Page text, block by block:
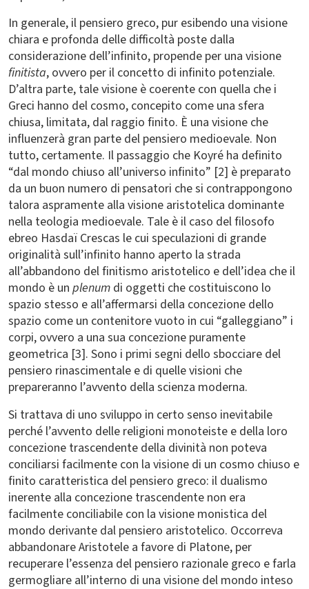
In generale, il pensiero greco, pur esibendo una visione
chiara e profonda delle difficoltà poste dalla
considerazione dell’infinito, propende per una visione
finitista, ovvero per il concetto di infinito potenziale.
D’altra parte, tale visione è coerente con quella che i
Greci hanno del cosmo, concepito come una sfera
chiusa, limitata, dal raggio finito. È una visione che
influenzerà gran parte del pensiero medioevale. Non
tutto, certamente. Il passaggio che Koyré ha definito
“dal mondo chiuso all’universo infinito” [2] è preparato
da un buon numero di pensatori che si contrappongono
talora aspramente alla visione aristotelica dominante
nella teologia medioevale. Tale è il caso del filosofo
ebreo Hasdaï Crescas le cui speculazioni di grande
originalità sull’infinito hanno aperto la strada
all’abbandono del finitismo aristotelico e dell’idea che il
mondo è un plenum di oggetti che costituiscono lo
spazio stesso e all’affermarsi della concezione dello
spazio come un contenitore vuoto in cui “galleggiano” i
corpi, ovvero a una sua concezione puramente
geometrica [3]. Sono i primi segni dello sbocciare del
pensiero rinascimentale e di quelle visioni che
prepareranno l’avvento della scienza moderna.
Si trattava di uno sviluppo in certo senso inevitabile
perché l’avvento delle religioni monoteiste e della loro
concezione trascendente della divinità non poteva
conciliarsi facilmente con la visione di un cosmo chiuso e
finito caratteristica del pensiero greco: il dualismo
inerente alla concezione trascendente non era
facilmente conciliabile con la visione monistica del
mondo derivante dal pensiero aristotelico. Occorreva
abbandonare Aristotele a favore di Platone, per
recuperare l’essenza del pensiero razionale greco e farla
germogliare all’interno di una visione del mondo inteso